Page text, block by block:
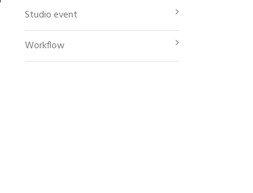
Studio event
Workflow